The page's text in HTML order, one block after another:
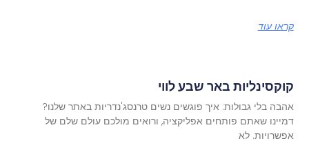
קראו עוד
קוקסינליות באר שבע לווי
אהבה בלי גבולות: איך פוגשים נשים טרנסג'נדריות באתר שלנו?
דמיינו שאתם פותחים אפליקציה, ורואים מולכם עולם שלם של
אפשרויות. לא